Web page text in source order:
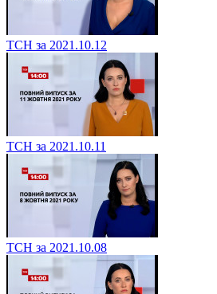
ТСН за 2021.10.12
ТСН за 2021.10.11
ТСН за 2021.10.08